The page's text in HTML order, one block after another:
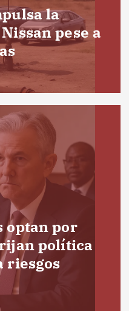
la
pese a
optan por
política
riesgos